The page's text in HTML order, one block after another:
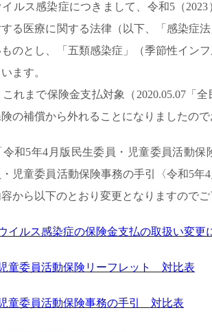
ルス感染症につきまして、令和5（
る医療に関する法律（以下、「感染症
のとし、「五類感染症」（季節性イン
ます。
れまで保険金支払対象（2020.05.07「
の補償から外れることになりましたので
和5年4月版民生委員・児童委員活動保
児童委員活動保険事務の手引〈令和5年
から以下のとおり変更となりますのでご
イルス感染症の保険金支払の取扱い変更
童委員活動保険リーフレット 対比表
童委員活動保険事務の手引 対比表